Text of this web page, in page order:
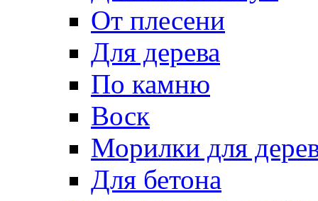
От плесени
Для дерева
По камню
Воск
Морилки для
Для бетона